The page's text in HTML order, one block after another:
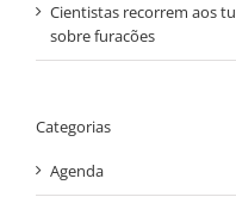
Cientistas recorrem aos
sobre furacões
Categorias
Agenda